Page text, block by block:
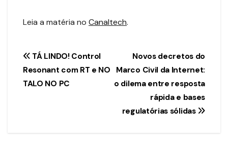
Leia a matéria no Canaltech.
Navegação
de
Novos decretos do
Marco Civil da Internet:
o dilema entre resposta
rápida e bases
regulatórias sólidas
TÁ LINDO! Control
Resonant com RT e NO
TALO NO PC